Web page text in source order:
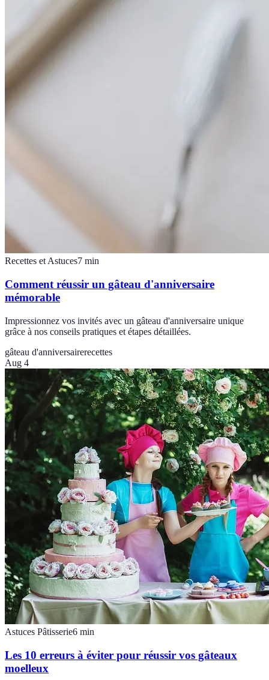
Recettes et Astuces7 min
Comment réussir un gâteau d'anniversaire
mémorable
Impressionnez vos invités avec un gâteau d'anniversaire unique
grâce à nos conseils pratiques et étapes détaillées.
gâteau d'anniversairerecettes
Aug 4
Astuces Pâtisserie6 min
Les 10 erreurs à éviter pour réussir vos gâteaux
moelleux